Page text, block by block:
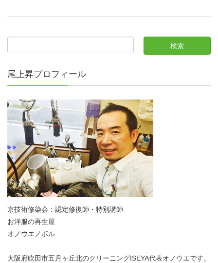
尾上昇プロフィール
京技術修染会：認定修復師・特別講師
お洋服の再生屋
オノウエノボル
大阪府吹田市五月ヶ丘北のクリーニングISEYA代表オノウエです。